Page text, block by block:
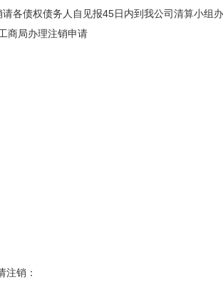
各债权债务人自见报45日内到我公司清算小组
商局办理注销申请
注销：